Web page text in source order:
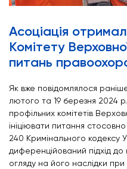
Асоціація
Комітету
питань
Як вже повідомлялося
лютого та 19 березня 2024
профільних комітетів
ініціювати питання
240 Кримінального кодексу
диференційований підхід до
огляду на його наслідки